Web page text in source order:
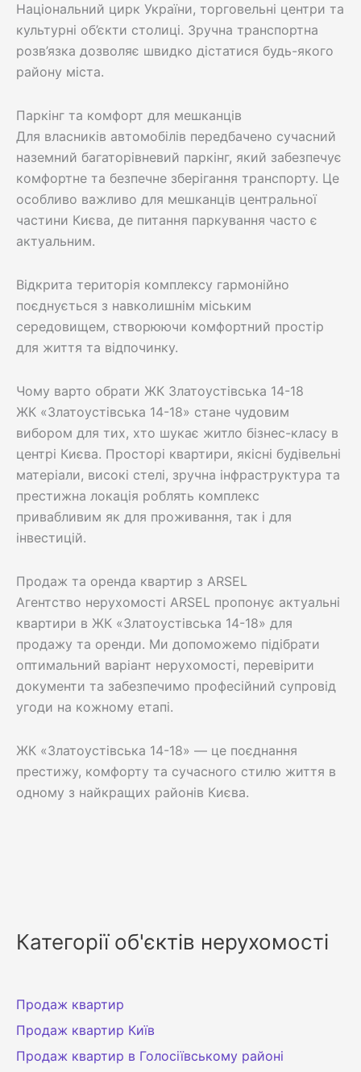
Категорії об'єктів нерухомості
Продаж квартир
Продаж квартир Київ
Продаж квартир в Голосіївському районі
Національний цирк України, торговельні центри та
культурні об’єкти столиці. Зручна транспортна
розв’язка дозволяє швидко дістатися будь-якого
району міста.
Паркінг та комфорт для мешканців
Для власників автомобілів передбачено сучасний
наземний багаторівневий паркінг, який забезпечує
комфортне та безпечне зберігання транспорту. Це
особливо важливо для мешканців центральної
частини Києва, де питання паркування часто є
актуальним.
Відкрита територія комплексу гармонійно
поєднується з навколишнім міським
середовищем, створюючи комфортний простір
для життя та відпочинку.
Чому варто обрати ЖК Златоустівська 14-18
ЖК «Златоустівська 14-18» стане чудовим
вибором для тих, хто шукає житло бізнес-класу в
центрі Києва. Просторі квартири, якісні будівельні
матеріали, високі стелі, зручна інфраструктура та
престижна локація роблять комплекс
привабливим як для проживання, так і для
інвестицій.
Продаж та оренда квартир з ARSEL
Агентство нерухомості ARSEL пропонує актуальні
квартири в ЖК «Златоустівська 14-18» для
продажу та оренди. Ми допоможемо підібрати
оптимальний варіант нерухомості, перевірити
документи та забезпечимо професійний супровід
угоди на кожному етапі.
ЖК «Златоустівська 14-18» — це поєднання
престижу, комфорту та сучасного стилю життя в
одному з найкращих районів Києва.